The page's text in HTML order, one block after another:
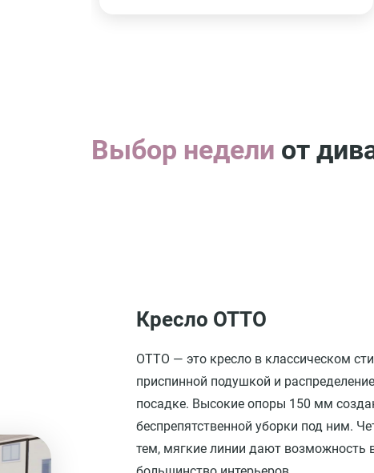
Выбор недели от
Кресло ОТТО
ОТТО — это кресло в классическом
приспинной подушкой и
посадке. Высокие опоры 150 мм
беспрепятственной уборки под ним.
тем, мягкие линии дают возможность